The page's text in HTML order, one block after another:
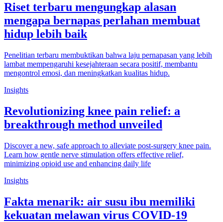
Riset terbaru mengungkap alasan
mengapa bernapas perlahan membuat
hidup lebih baik
Penelitian terbaru membuktikan bahwa laju pernapasan yang lebih
lambat mempengaruhi kesejahteraan secara positif, membantu
mengontrol emosi, dan meningkatkan kualitas hidup.
Insights
Revolutionizing knee pain relief: a
breakthrough method unveiled
Discover a new, safe approach to alleviate post-surgery knee pain.
Learn how gentle nerve stimulation offers effective relief,
minimizing opioid use and enhancing daily life
Insights
Fakta menarik: air susu ibu memiliki
kekuatan melawan virus COVID-19